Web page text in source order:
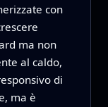
con
ma non
al caldo,
di
ma è